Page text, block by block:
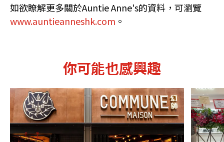
如欲瞭解更多關於Auntie Anne's的資料，可瀏覽
www.auntieanneshk.com 。
你可能也感興趣